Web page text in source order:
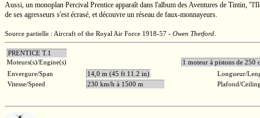
Aussi, un monoplan Percival Prentice apparaît dans l'album des Aventures de Tintin,
de ses agresseurs s'est écrasé, et découvre un réseau de faux-monnayeurs.
Source partielle : Aircraft of the Royal Air Force 1918-57 - Owen Thetford
PRENTICE T.1
Moteurs(s)/Engine(s)
1 moteur à pistons
Envergure/Span
14,0 m (45 ft 11.2 in) Longueur/
Vitesse/Speed
230 km/h à 1500 m Plafond/Ceiling